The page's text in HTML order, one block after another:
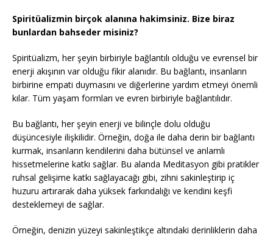
Spiritüalizmin birçok alanına hakimsiniz. Bize biraz
bunlardan bahseder misiniz?
Spiritüalizm, her şeyin birbiriyle bağlantılı olduğu ve evrensel bir
enerji akışının var olduğu fikir alanıdır. Bu bağlantı, insanların
birbirine empati duymasını ve diğerlerine yardım etmeyi önemli
kılar. Tüm yaşam formları ve evren birbiriyle bağlantılıdır.
Bu bağlantı, her şeyin enerji ve bilinçle dolu olduğu
düşüncesiyle ilişkilidir. Örneğin, doğa ile daha derin bir bağlantı
kurmak, insanların kendilerini daha bütünsel ve anlamlı
hissetmelerine katkı sağlar. Bu alanda Meditasyon gibi pratikler
ruhsal gelişime katkı sağlayacağı gibi, zihni sakinleştirip iç
huzuru artırarak daha yüksek farkındalığı ve kendini keşfi
desteklemeyi de sağlar.
Örneğin, denizin yüzeyi sakinleştikçe altındaki derinliklerin daha